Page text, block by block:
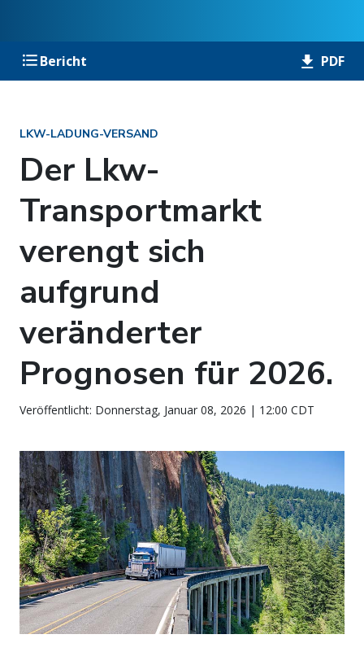
Bericht PDF
LKW-LADUNG-VERSAND
Der Lkw-
Transportmarkt
verengt sich
aufgrund
veränderter
Prognosen für 2026.
Veröffentlicht: Donnerstag, Januar 08, 2026 | 12:00 CDT